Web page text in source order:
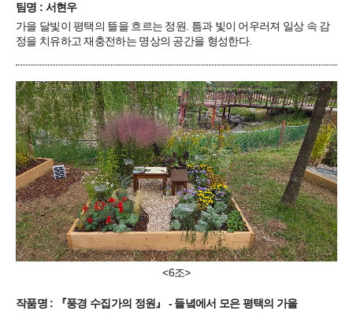
팀명 : 서현우
가을 달빛이 평택의 뜰을 흐르는 정원. 틈과 빛이 어우러져 일상 속 감
정을 치유하고 재충전하는 명상의 공간을 형성한다.
<6조>
작품명 : 『풍경 수집가의 정원』 - 들녘에서 모은 평택의 가을